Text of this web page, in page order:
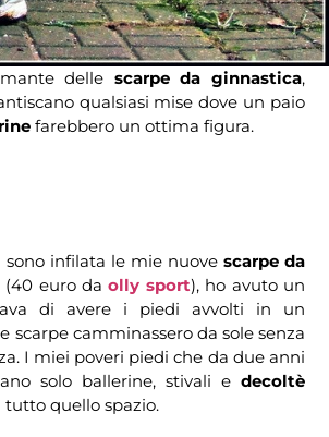
delle scarpe da ginnastica,
qualsiasi mise dove un paio
farebbero un ottima figura.
infilata le mie nuove scarpe da
(40 euro daolly sport), ho avuto un
di avere i piedi avvolti in un
scarpe camminassero da sole senza
I miei poveri piedi che da due anni
solo ballerine, stivali e decoltè
tutto quello spazio.